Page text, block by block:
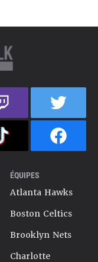
ÉQUIPES
Atlanta Hawks
Boston Celtics
Brooklyn Nets
Charlotte